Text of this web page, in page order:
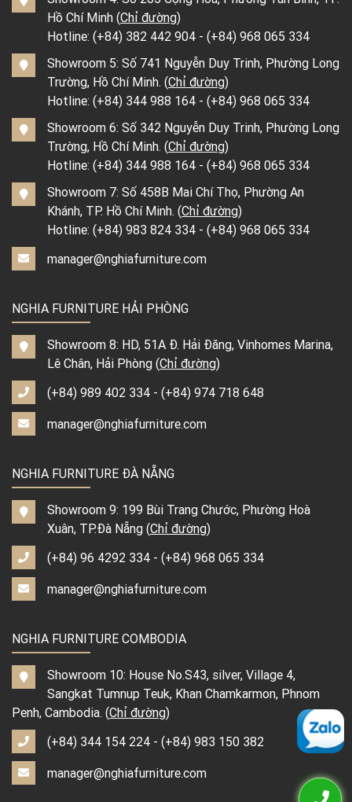
Hồ Chí Minh (Chỉ đường)
Hotline: (+84) 382 442 904 - (+84) 968 065 334
Showroom 5: Số 741 Nguyễn Duy Trinh, Phường Long
Trường, Hồ Chí Minh. (Chỉ đường)
Hotline: (+84) 344 988 164 - (+84) 968 065 334
Showroom 6: Số 342 Nguyễn Duy Trinh, Phường Long
Trường, Hồ Chí Minh. (Chỉ đường)
Hotline: (+84) 344 988 164 - (+84) 968 065 334
Showroom 7: Số 458B Mai Chí Thọ, Phường An
Khánh, TP. Hồ Chí Minh. (Chỉ đường)
Hotline: (+84) 983 824 334 - (+84) 968 065 334
manager@nghiafurniture.com
NGHIA FURNITURE HẢI PHÒNG
Showroom 8: HD, 51A Đ. Hải Đăng, Vinhomes Marina,
Lê Chân, Hải Phòng (Chỉ đường)
(+84) 989 402 334 - (+84) 974 718 648
manager@nghiafurniture.com
NGHIA FURNITURE ĐÀ NẴNG
Showroom 9: 199 Bùi Trang Chước, Phường Hoà
Xuân, TP.Đà Nẵng (Chỉ đường)
(+84) 96 4292 334 - (+84) 968 065 334
manager@nghiafurniture.com
NGHIA FURNITURE COMBODIA
Showroom 10: House No.S43, silver, Village 4,
Sangkat Tumnup Teuk, Khan Chamkarmon, Phnom
Penh, Cambodia. (Chỉ đường)
(+84) 344 154 224 - (+84) 983 150 382
manager@nghiafurniture.com